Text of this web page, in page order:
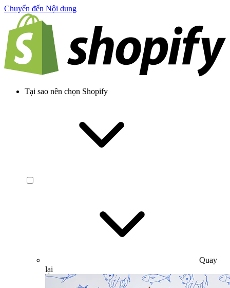
Chuyển đến Nội dung
Tại sao nên chọn Shopify
Quay
lại